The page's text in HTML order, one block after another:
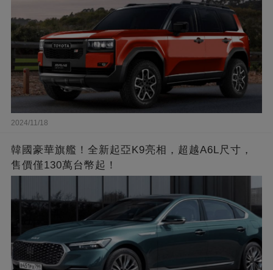
2024/11/18
韓國豪華旗艦！全新起亞K9亮相，超越A6L尺寸，
售價僅130萬台幣起！